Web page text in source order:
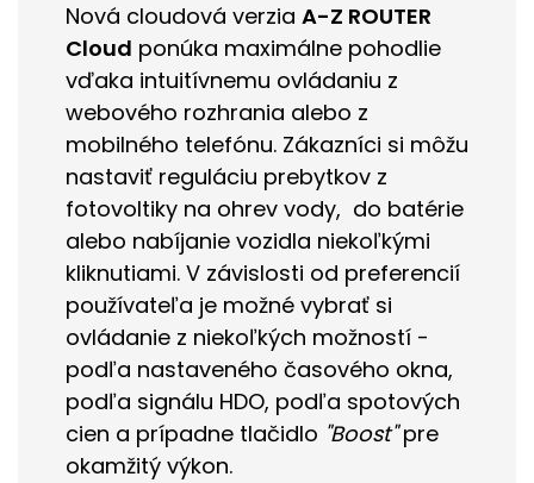
Nová cloudová verzia A-Z ROUTER
Cloud ponúka maximálne pohodlie
vďaka intuitívnemu ovládaniu z
webového rozhrania alebo z
mobilného telefónu. Zákazníci si môžu
nastaviť reguláciu prebytkov z
fotovoltiky na ohrev vody, do batérie
alebo nabíjanie vozidla niekoľkými
kliknutiami. V závislosti od preferencií
používateľa je možné vybrať si
ovládanie z niekoľkých možností -
podľa nastaveného časového okna,
podľa signálu HDO, podľa spotových
cien a prípadne tlačidlo "Boost"pre
okamžitý výkon.